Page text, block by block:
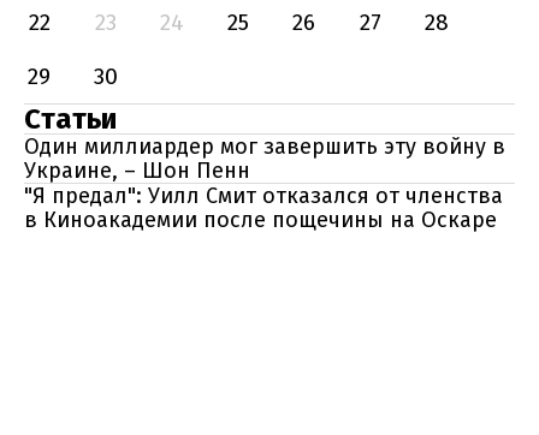
22
23 24 25 26 27
28
29
30
Статьи
Один миллиардер мог завершить эту войну в
Украине, – Шон Пенн
"Я предал": Уилл Смит отказался от членства
в Киноакадемии после пощечины на Оскаре